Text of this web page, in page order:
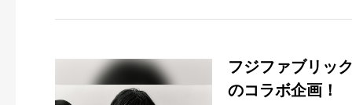
フジファブリッ
のコラボ企画！